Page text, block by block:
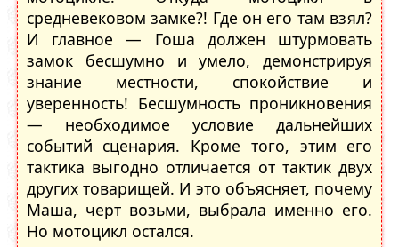
средневековом замке?! Где он его там взял?
И главное — Гоша должен штурмовать
замок бесшумно и умело, демонстрируя
знание местности, спокойствие и
уверенность! Бесшумность проникновения
— необходимое условие дальнейших
событий сценария. Кроме того, этим его
тактика выгодно отличается от тактик двух
других товарищей. И это объясняет, почему
Маша, черт возьми, выбрала именно его.
Но мотоцикл остался.